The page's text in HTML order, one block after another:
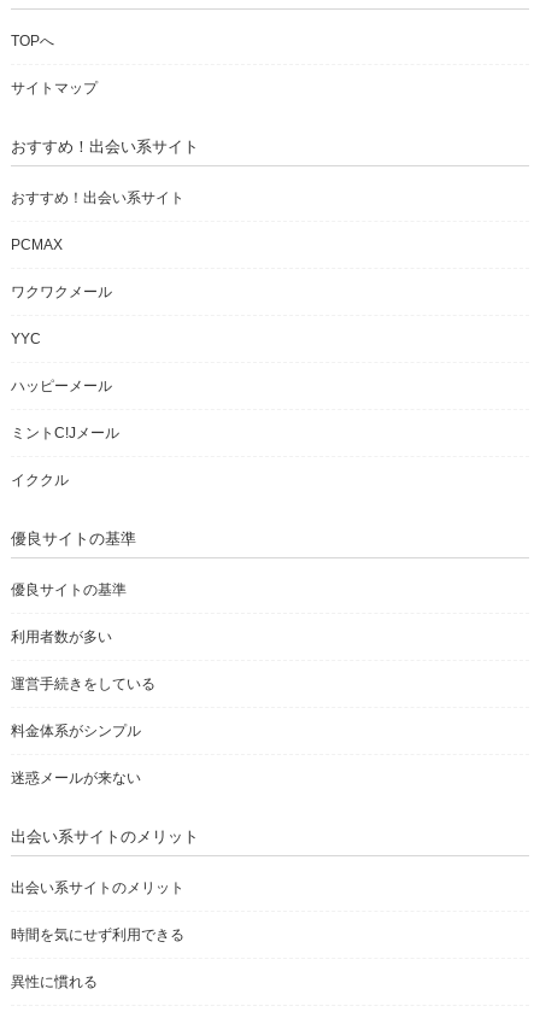
TOPへ
サイトマップ
おすすめ！出会い系サイト
おすすめ！出会い系サイト
PCMAX
ワクワクメール
YYC
ハッピーメール
ミントC!Jメール
イククル
優良サイトの基準
優良サイトの基準
利用者数が多い
運営手続きをしている
料金体系がシンプル
迷惑メールが来ない
出会い系サイトのメリット
出会い系サイトのメリット
時間を気にせず利用できる
異性に慣れる